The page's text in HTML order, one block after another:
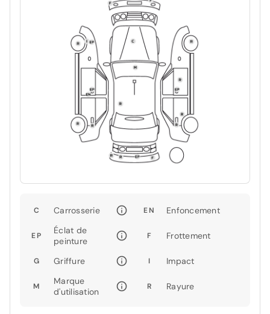
C Carrosserie EN Enfoncement
EP
Éclat de
peinture
F Frottement
G Griffure I Impact
M
Marque
d'utilisation
R Rayure